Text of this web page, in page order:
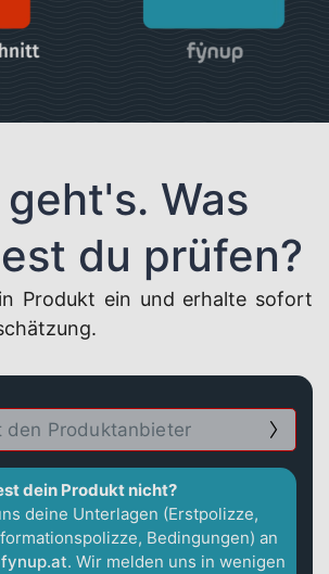
geht's. Was
du prüfen?
Produkt ein und erhalte sofort
dein Produkt nicht?
deine Unterlagen (Erstpolizze,
Bedingungen) an
. Wir melden uns in wenigen